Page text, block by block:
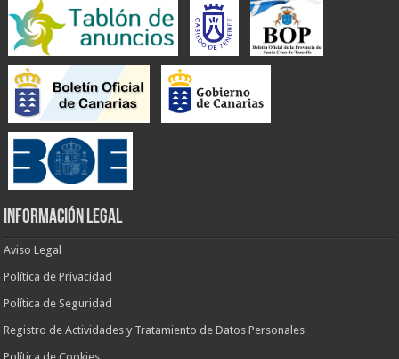
INFORMACIÓN LEGAL
Aviso Legal
Política de Privacidad
Política de Seguridad
Registro de Actividades y Tratamiento de Datos Personales